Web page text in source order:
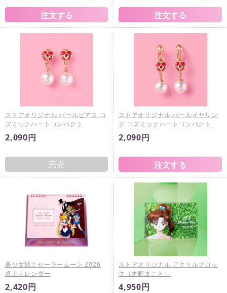
ストアオリジナル パールピアス コ
ズミックハートコンパクト
2,090円
完売
ストアオリジナル パールイヤリン
グ コズミックハートコンパクト
2,090円
美少女戦士セーラームーン 2026
卓上カレンダー
2,420円
ストアオリジナル アクリルブロッ
ク（木野まこと）
4,950円